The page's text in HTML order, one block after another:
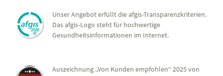
Unser Angebot erfüllt die afgis-Transparenzkriterien.
Das afgis-Logo steht für hochwertige
Gesundheitsinformationen im Internet.
Auszeichnung „Von Kunden empfohlen“ 2025 von